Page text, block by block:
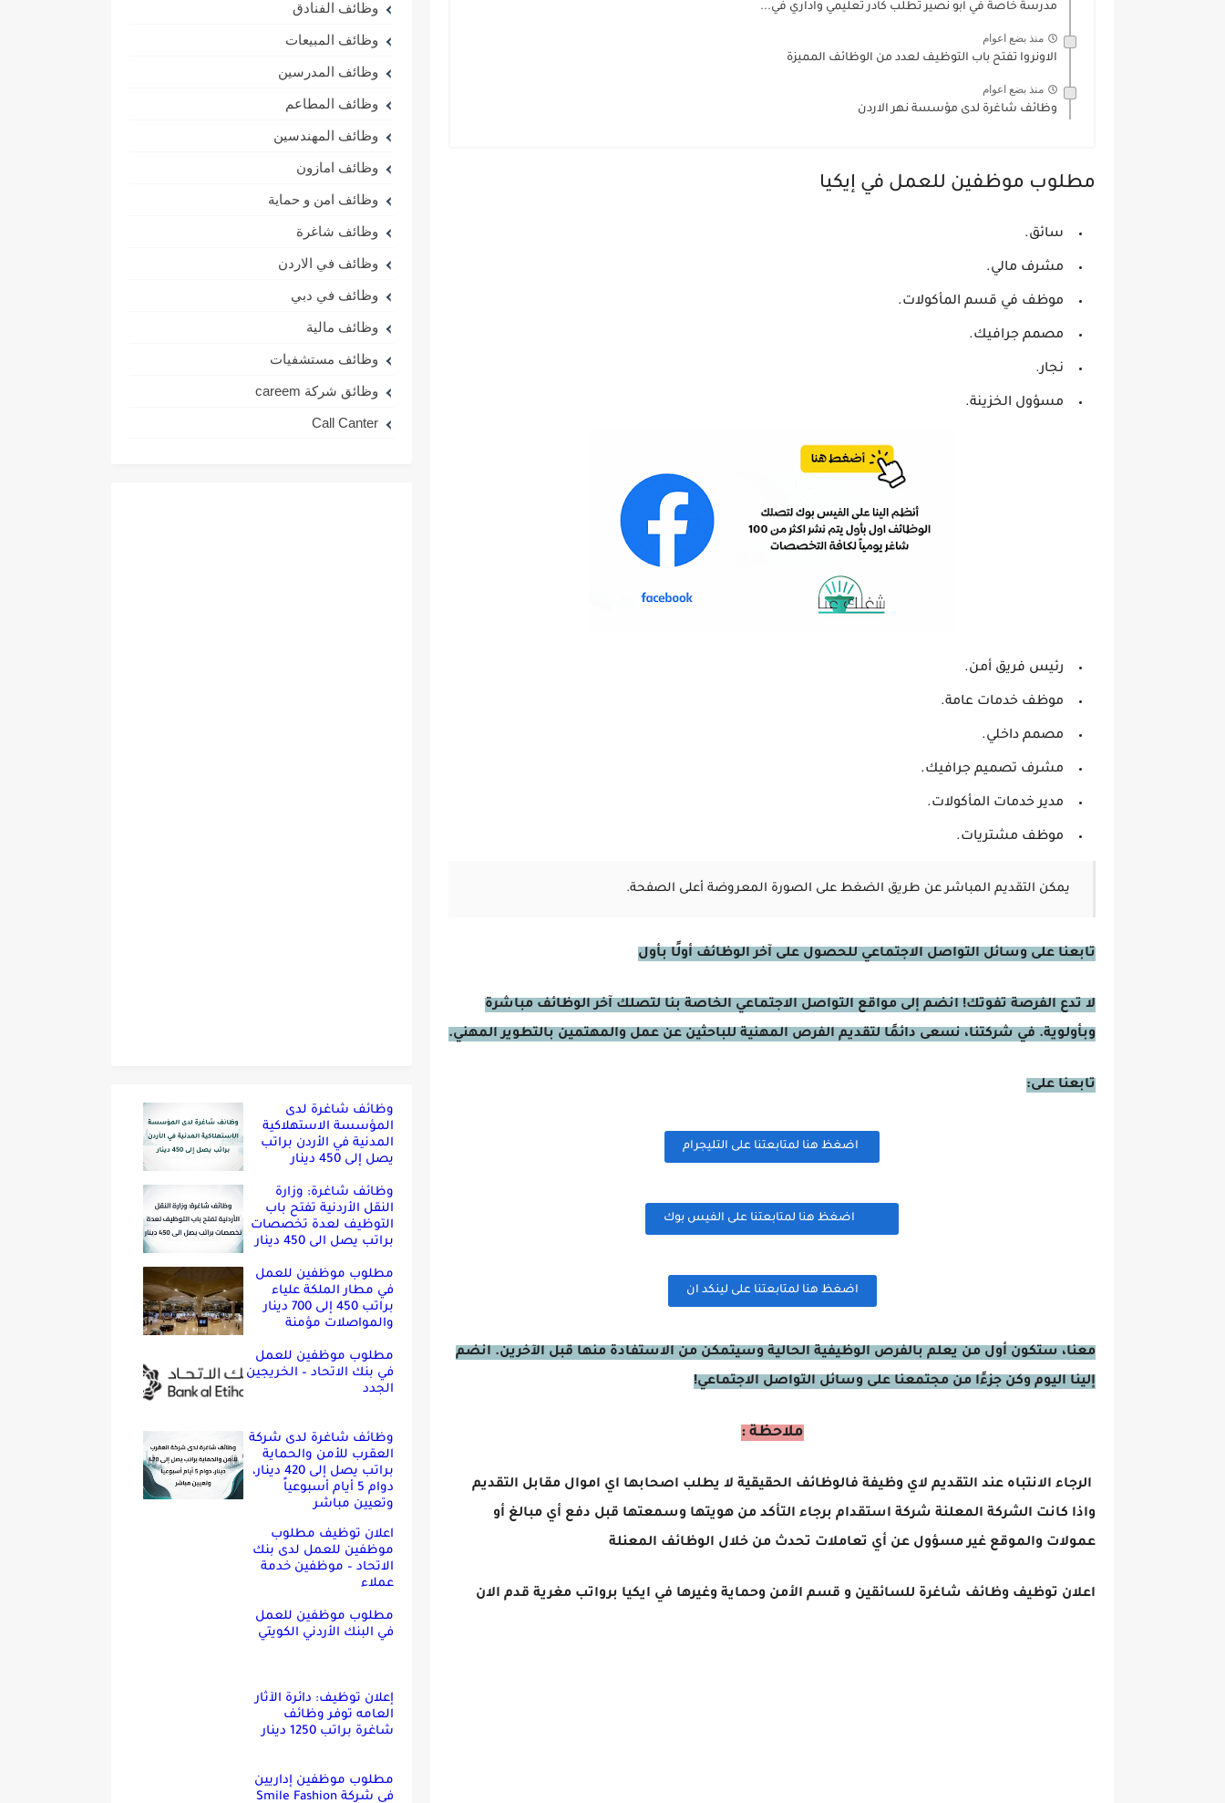
مدرسة خاصة في ابو نصير تطلب كادر تعليمي واداري في...
منذ بضع اعوام
الاونروا تفتح باب التوظيف لعدد من الوظائف المميزة
منذ بضع اعوام
وظائف شاغرة لدى مؤسسة نهر الاردن
مطلوب موظفين للعمل في إيكيا
سائق.
مشرف مالي.
موظف في قسم المأكولات.
مصمم جرافيك.
نجار.
مسؤول الخزينة.
رئيس فريق أمن.
موظف خدمات عامة.
مصمم داخلي.
مشرف تصميم جرافيك.
مدير خدمات المأكولات.
موظف مشتريات.
يمكن التقديم المباشر عن طريق الضغط على الصورة المعروضة أعلى الصفحة.
تابعنا على وسائل التواصل الاجتماعي للحصول على آخر الوظائف أولًا بأول
لا تدع الفرصة تفوتك! انضم إلى مواقع التواصل الاجتماعي الخاصة بنا لتصلك آخر الوظائف مباشرة
وبأولوية. في شركتنا، نسعى دائمًا لتقديم الفرص المهنية للباحثين عن عمل والمهتمين بالتطوير المهني.
تابعنا على:
اضغظ هنا لمتابعتنا على التليجرام
اضغظ هنا لمتابعتنا على الفيس بوك
اضغظ هنا لمتابعتنا على لينكد ان
معنا، ستكون أول من يعلم بالفرص الوظيفية الحالية وسيتمكن من الاستفادة منها قبل الآخرين. انضم
إلينا اليوم وكن جزءًا من مجتمعنا على وسائل التواصل الاجتماعي!
ملاحظة :
الرجاء الانتباه عند التقديم لاي وظيفة فالوظائف الحقيقية لا يطلب اصحابها اي اموال مقابل التقديم
واذا كانت الشركة المعلنة شركة استقدام برجاء التأكد من هويتها وسمعتها قبل دفع أي مبالغ أو
عمولات والموقع غير مسؤول عن أي تعاملات تحدث من خلال الوظائف المعنلة
اعلان توظيف وظائف شاغرة للسائقين و قسم الأمن وحماية وغيرها في ايكيا برواتب مغرية قدم الان
وظائف الفنادق
وظائف المبيعات
وظائف المدرسين
وظائف المطاعم
وظائف المهندسين
وظائف امازون
وظائف امن و حماية
وظائف شاغرة
وظائف في الاردن
وظائف في دبي
وظائف مالية
وظائف مستشفيات
وظائق شركة careem
Call Canter
وظائف شاغرة لدى
المؤسسة الاستهلاكية
المدنية في الأردن براتب
يصل إلى 450 دينار
وظائف شاغرة: وزارة
النقل الأردنية تفتح باب
التوظيف لعدة تخصصات
براتب يصل الى 450 دينار
مطلوب موظفين للعمل
في مطار الملكة علياء
براتب 450 إلى 700 دينار
والمواصلات مؤمنة
مطلوب موظفين للعمل
في بنك الاتحاد – الخريجين
الجدد
وظائف شاغرة لدى شركة
العقرب للأمن والحماية
براتب يصل إلى 420 دينار،
دوام 5 أيام أسبوعياً
وتعيين مباشر
اعلان توظيف مطلوب
موظفين للعمل لدى بنك
الاتحاد – موظفين خدمة
عملاء
مطلوب موظفين للعمل
في البنك الأردني الكويتي
إعلان توظيف: دائرة الآثار
العامه توفر وظائف
شاغرة براتب 1250 دينار
مطلوب موظفين إداريين
في شركة Smile Fashion